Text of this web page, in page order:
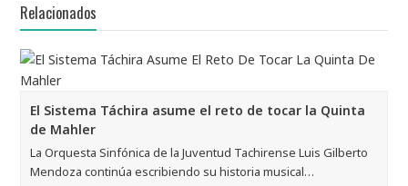
Relacionados
El Sistema Táchira asume el reto de tocar la Quinta
de Mahler
La Orquesta Sinfónica de la Juventud Tachirense Luis Gilberto
Mendoza continúa escribiendo su historia musical…